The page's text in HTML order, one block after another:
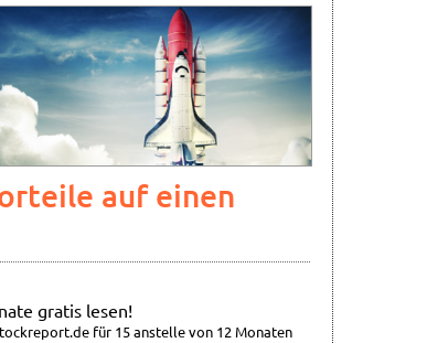
auf einen
gratis lesen!
für 15 anstelle von 12 Monaten